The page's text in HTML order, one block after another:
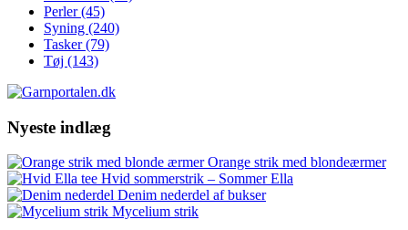
Perler(45)
Syning (240)
Tasker(79)
Tøj (143)
Nyeste indlæg
Orange strik med blondeærmer
Hvid sommerstrik – Sommer Ella
Denim nederdel af bukser
Mycelium strik